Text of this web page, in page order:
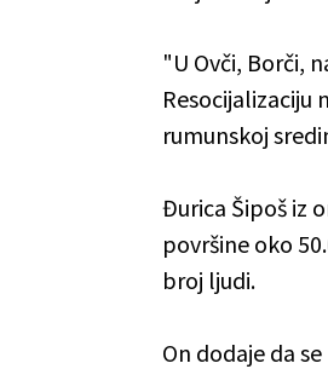
"U Ovči, Borči,
Resocijalizaciju
rumunskoj
Đurica Šipoš iz
površine oko
broj ljudi.
On dodaje da